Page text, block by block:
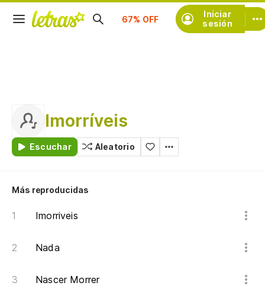
Iniciar
sesión
Suscríbete
Imorríveis
Escuchar Aleatorio
Más reproducidas
Imorriveis
Nada
Nascer Morrer